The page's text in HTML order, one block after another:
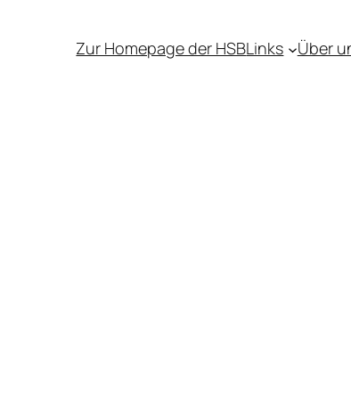
Zur Homepage der HSBLinks Über